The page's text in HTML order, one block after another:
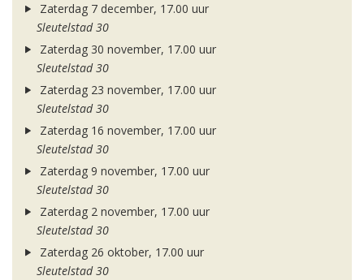
Zaterdag 7 december, 17.00 uur
Sleutelstad 30
Zaterdag 30 november, 17.00 uur
Sleutelstad 30
Zaterdag 23 november, 17.00 uur
Sleutelstad 30
Zaterdag 16 november, 17.00 uur
Sleutelstad 30
Zaterdag 9 november, 17.00 uur
Sleutelstad 30
Zaterdag 2 november, 17.00 uur
Sleutelstad 30
Zaterdag 26 oktober, 17.00 uur
Sleutelstad 30